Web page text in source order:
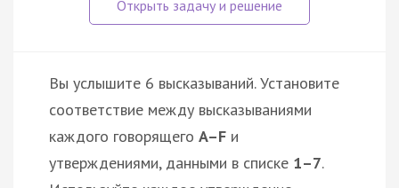
Вы услышите 6 высказываний. Установите
соответствие между высказываниями
каждого говорящего A–F и
утверждениями, данными в списке 1–7.